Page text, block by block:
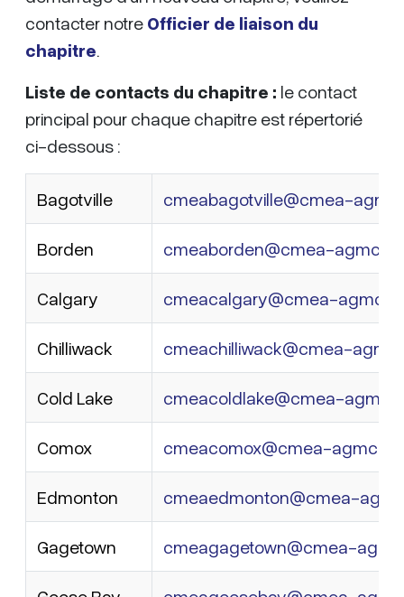
contacter notre Officier de liaison du
chapitre
Liste de contacts du chapitre : le contact
principal pour chaque chapitre est répertorié
ci-dessous :
Bagotville cmeabagotville@cmea-
Borden cmeaborden@cmea-agmc.ca
Calgary cmeacalgary@cmea-
Chilliwack cmeachilliwack@cmea-
Cold Lake cmeacoldlake@cmea-
Comox cmeacomox@cmea-agmc.ca
Edmonton cmeaedmonton@cmea-
Gagetown cmeagagetown@cmea-